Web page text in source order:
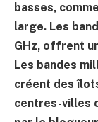
basses,
large. Les
GHz, offrent
Les bandes
créent des
centres-villes